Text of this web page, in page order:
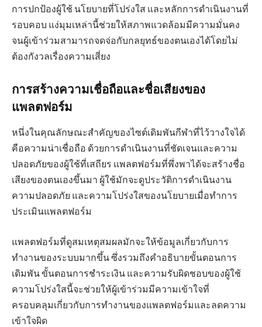
การปกป้องผู้ใช้ นโยบายที่โปร่งใส และหลักการดำเนินงานที่
รอบคอบ แง่มุมเหล่านี้ช่วยให้สภาพแวดล้อมมีความมั่นคง
จนผู้เข้าร่วมสามารถจดจ่อกับกลยุทธ์ของตนเองได้โดยไม่
ต้องกังวลเรื่องความเสี่ยง
การสร้างความเชื่อถือและชื่อเสียงของ
แพลตฟอร์ม
หนึ่งในคุณลักษณะสำคัญของไซต์เดิมพันกีฬาที่ไว้วางใจได้
คือความน่าเชื่อถือ ด้วยการดำเนินงานที่ชัดเจนและความ
ปลอดภัยของผู้ใช้ที่เสถียร แพลตฟอร์มที่พึ่งพาได้จะสร้างชื่อ
เสียงของตนเองขึ้นมา ผู้ใช้มักจะดูประวัติการดำเนินงาน
ความปลอดภัย และความโปร่งใสของนโยบายเมื่อทำการ
ประเมินแพลตฟอร์ม
แพลตฟอร์มที่ดูสมเหตุสมผลมักจะให้ข้อมูลเกี่ยวกับการ
ทำงานของระบบมากขึ้น ซึ่งรวมถึงคำอธิบายขั้นตอนการ
เดิมพัน ขั้นตอนการชำระเงิน และความรับผิดชอบของผู้ใช้
ความโปร่งใสนี้จะช่วยให้ผู้เข้าร่วมมีความเข้าใจที่
ครอบคลุมเกี่ยวกับการทำงานของแพลตฟอร์มและลดความ
เข้าใจผิด